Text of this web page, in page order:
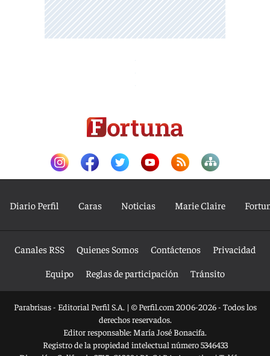
Diario Perfil Caras Noticias Marie Claire
Canales RSS Quienes Somos Contáctenos
Privacidad
Equipo
Reglas de participación Tránsito
Parabrisas - Editorial Perfil S.A. | © Perfil.com 2006-2026 - Todos los
derechos reservados.
Editor responsable: María José Bonacifa.
Registro de la propiedad intelectual número 5346433